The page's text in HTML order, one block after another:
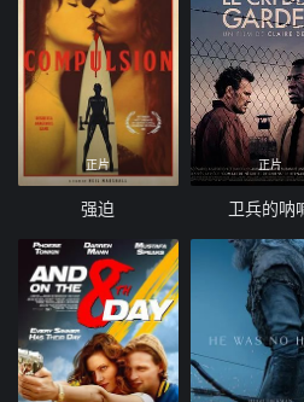
正片
强迫
正片
卫兵的呐